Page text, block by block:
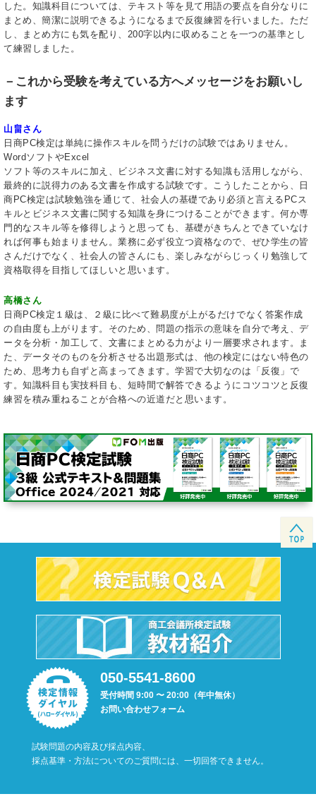
した。知識科目については、テキスト等を見て用語の要点を自分なりに
まとめ、簡潔に説明できるようになるまで反復練習を行いました。ただ
し、まとめ方にも気を配り、200字以内に収めることを一つの基準とし
て練習しました。
－これから受験を考えている方へメッセージをお願いし
ます
山畠さん
日商PC検定は単純に操作スキルを問うだけの試験ではありません。
WordソフトやExcel
ソフト等のスキルに加え、ビジネス文書に対する知識も活用しながら、
最終的に説得力のある文書を作成する試験です。こうしたことから、日
商PC検定は試験勉強を通じて、社会人の基礎であり必須と言えるPCス
キルとビジネス文書に関する知識を身につけることができます。何か専
門的なスキル等を修得しようと思っても、基礎がきちんとできていなけ
れば何事も始まりません。業務に必ず役立つ資格なので、ぜひ学生の皆
さんだけでなく、社会人の皆さんにも、楽しみながらじっくり勉強して
資格取得を目指してほしいと思います。
高橋さん
日商PC検定１級は、２級に比べて難易度が上がるだけでなく答案作成
の自由度も上がります。そのため、問題の指示の意味を自分で考え、デ
ータを分析・加工して、文書にまとめる力がより一層要求されます。ま
た、データそのものを分析させる出題形式は、他の検定にはない特色の
ため、思考力も自ずと高まってきます。学習で大切なのは「反復」で
す。知識科目も実技科目も、短時間で解答できるようにコツコツと反復
練習を積み重ねることが合格への近道だと思います。
050-5541-8600
受付時間 9:00 〜 20:00（年中無休）
お問い合わせフォーム
試験問題の内容及び採点内容、
採点基準・方法についてのご質問には、一切回答できません。